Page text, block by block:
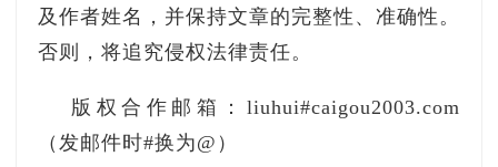
主体持加装电梯规划许可证、竣工验收合格证明
等材料向市住房城乡建设局提交补助资金申请；
排，并结合加装电梯年度计划，每年10月底前向
市财政局提供本年度市级补贴资金意见，由市财
及作者姓名，并保持文章的完整性、准确性。
否则，将追究侵权法律责任。
版权合作邮箱：liuhui#caigou2003.com
（发邮件时#换为@）